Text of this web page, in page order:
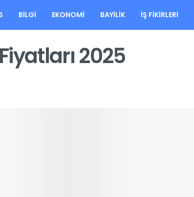
BILGI EKONOMI BAYILIK İŞ FIKIRLERI
2025